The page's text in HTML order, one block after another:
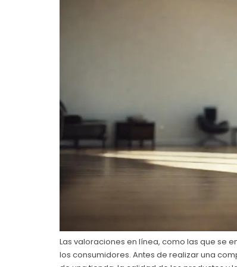
Las valoraciones en línea, como las que se
los consumidores. Antes de realizar una